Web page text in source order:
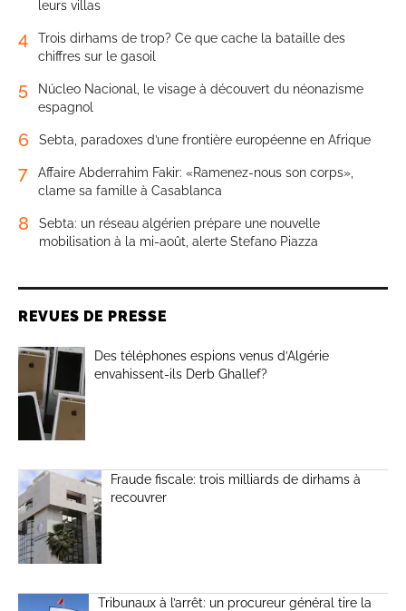
leurs villas
4
Trois dirhams de trop? Ce que cache la bataille des
chiffres sur le gasoil
5
Núcleo Nacional, le visage à découvert du néonazisme
espagnol
6 Sebta, paradoxes d’une frontière européenne en Afrique
7
Affaire Abderrahim Fakir: «Ramenez-nous son corps»,
clame sa famille à Casablanca
8
Sebta: un réseau algérien prépare une nouvelle
mobilisation à la mi-août, alerte Stefano Piazza
REVUES DE PRESSE
Des téléphones espions venus d’Algérie
envahissent-ils Derb Ghallef?
Fraude fiscale: trois milliards de dirhams à
recouvrer
Tribunaux à l’arrêt: un procureur général tire la